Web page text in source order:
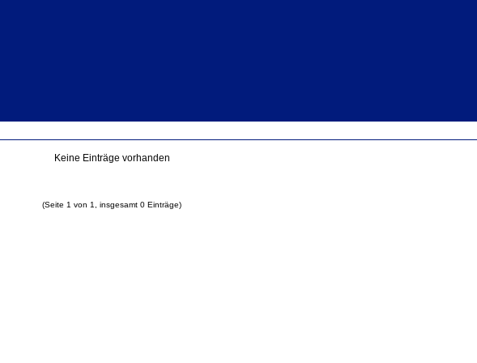
Keine Einträge vorhanden
(Seite 1 von 1, insgesamt 0 Einträge)